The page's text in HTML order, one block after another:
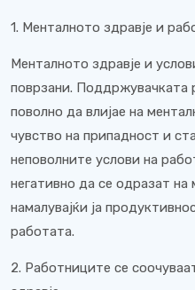
1. Менталното здравје и
Менталното здравје и
поврзани. Поддржувачката
поволно да влијае на
чувство на припадност и
неповолните услови на
негативно да се одразат на
намалувајќи ја
работата.
2. Работниците се